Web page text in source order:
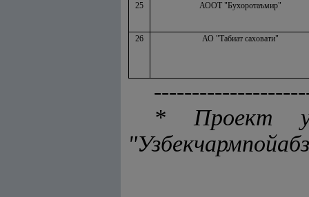
25 АООТ "Бухоротаъмир"
26 АО "Табиат саховати"
* Проект